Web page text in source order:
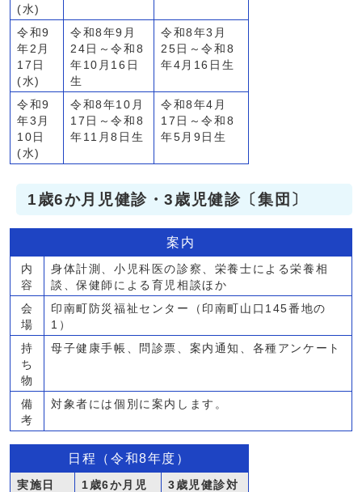
(水)
令和9
年2月
17日
(水)
令和8年9月
24日～令和8
年10月16日
生
令和8年3月
25日～令和8
年4月16日生
令和9
年3月
10日
(水)
令和8年10月
17日～令和8
年11月8日生
令和8年4月
17日～令和8
年5月9日生
1歳6か月児健診・3歳児健診〔集団〕
案内
内
容
身体計測、小児科医の診察、栄養士による栄養相
談、保健師による育児相談ほか
会
場
印南町防災福祉センター（印南町山口145番地の
1）
持
ち
物
母子健康手帳、問診票、案内通知、各種アンケート
備
考
対象者には個別に案内します。
日程（令和8年度）
実施日
1歳6か月児
3歳児健診対